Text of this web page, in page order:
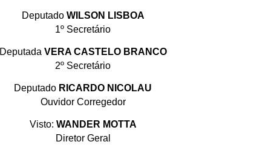
DeputadoWILSON LISBOA
1º Secretário
Deputada VERA CASTELO BRANCO
2º Secretário
Deputado RICARDO NICOLAU
Ouvidor Corregedor
Visto: WANDER MOTTA
Diretor Geral